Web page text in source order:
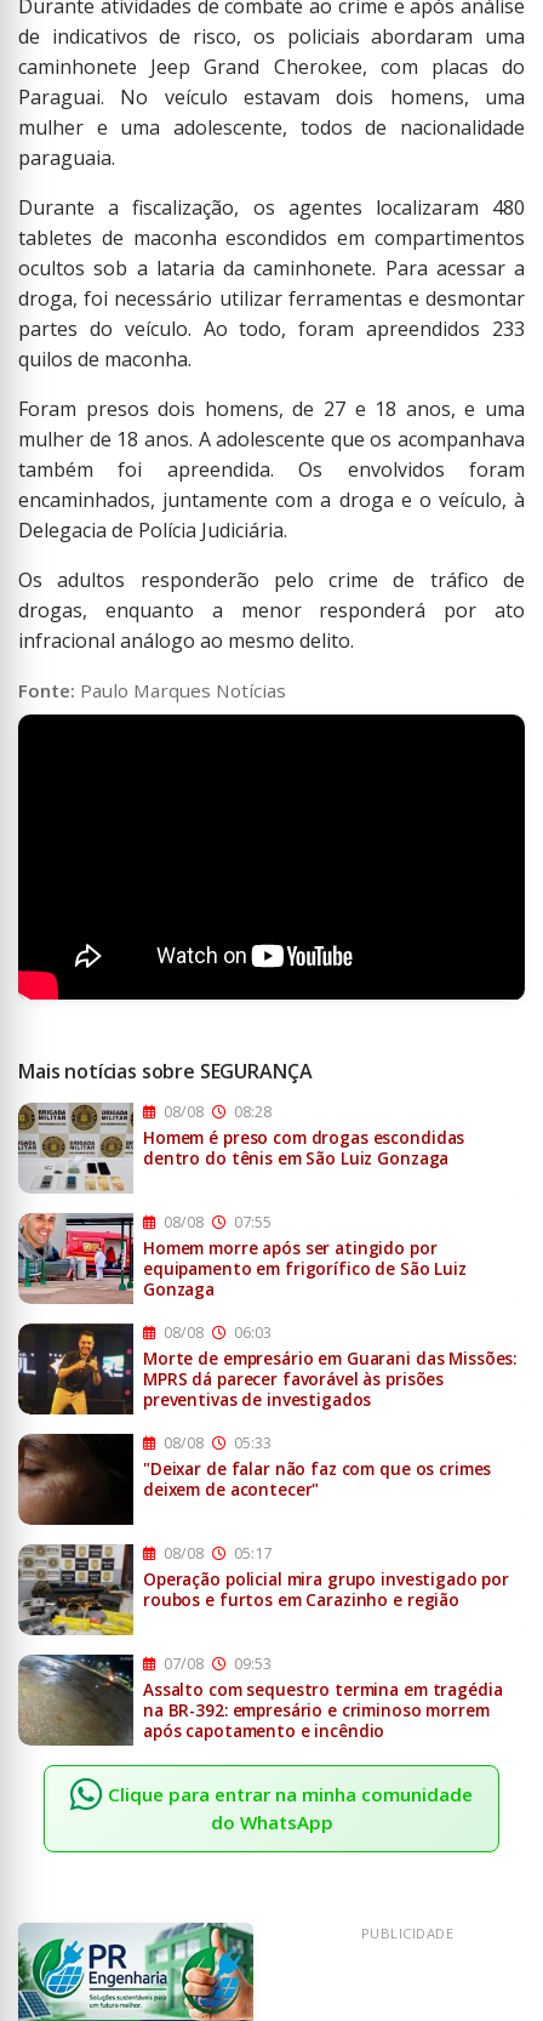
Durante atividades de combate ao crime e após análise
de indicativos de risco, os policiais abordaram uma
caminhonete Jeep Grand Cherokee, com placas do
Paraguai. No veículo estavam dois homens, uma
mulher e uma adolescente, todos de nacionalidade
paraguaia.
Durante a fiscalização, os agentes localizaram 480
tabletes de maconha escondidos em compartimentos
ocultos sob a lataria da caminhonete. Para acessar a
droga, foi necessário utilizar ferramentas e desmontar
partes do veículo. Ao todo, foram apreendidos 233
quilos de maconha.
Foram presos dois homens, de 27 e 18 anos, e uma
mulher de 18 anos. A adolescente que os acompanhava
também foi apreendida. Os envolvidos foram
encaminhados, juntamente com a droga e o veículo, à
Delegacia de Polícia Judiciária.
Os adultos responderão pelo crime de tráfico de
drogas, enquanto a menor responderá por ato
infracional análogo ao mesmo delito.
Fonte: Paulo Marques Notícias
Mais notícias sobre SEGURANÇA
08/08 08:28
Homem é preso com drogas escondidas
dentro do tênis em São Luiz Gonzaga
08/08 07:55
Homem morre após ser atingido por
equipamento em frigorífico de São Luiz
Gonzaga
08/08 06:03
Morte de empresário em Guarani das Missões:
MPRS dá parecer favorável às prisões
preventivas de investigados
08/08 05:33
"Deixar de falar não faz com que os crimes
deixem de acontecer"
08/08 05:17
Operação policial mira grupo investigado por
roubos e furtos em Carazinho e região
07/08 09:53
Assalto com sequestro termina em tragédia
na BR-392: empresário e criminoso morrem
após capotamento e incêndio
Clique para entrar na minha comunidade
do WhatsApp